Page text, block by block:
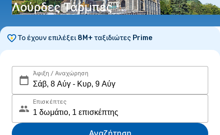
Λούρδες Τάρμπες
Το έχουν επιλέξει 8M+ ταξιδιώτες Prime
Άφιξη / Αναχώρηση
Επισκέπτες